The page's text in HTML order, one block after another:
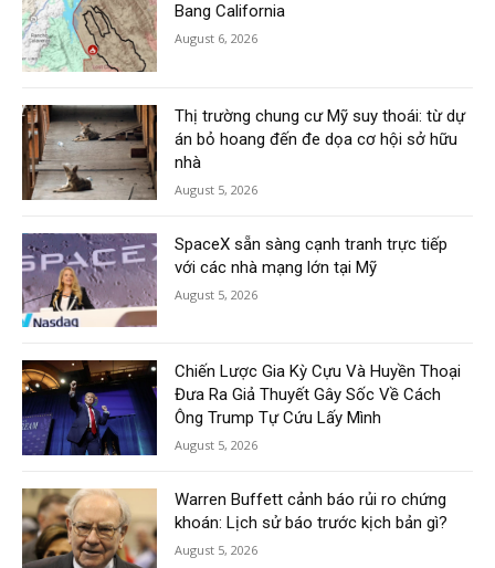
Bang California
August 6, 2026
Thị trường chung cư Mỹ suy thoái: từ dự
án bỏ hoang đến đe dọa cơ hội sở hữu
nhà
August 5, 2026
SpaceX sẵn sàng cạnh tranh trực tiếp
với các nhà mạng lớn tại Mỹ
August 5, 2026
Chiến Lược Gia Kỳ Cựu Và Huyền Thoại
Đưa Ra Giả Thuyết Gây Sốc Về Cách
Ông Trump Tự Cứu Lấy Mình
August 5, 2026
Warren Buffett cảnh báo rủi ro chứng
khoán: Lịch sử báo trước kịch bản gì?
August 5, 2026